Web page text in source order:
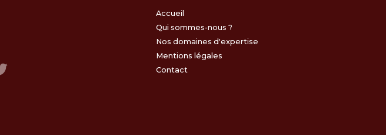
Accueil
Qui sommes-nous ?
Nos domaines d'expertise
Mentions légales
Contact